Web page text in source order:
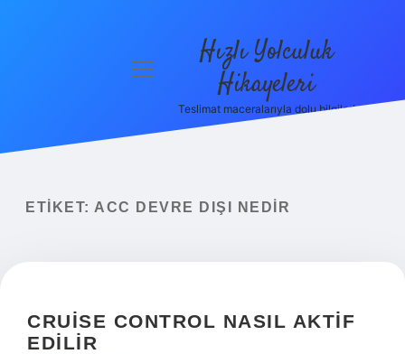
menüyü
Hızlı Yolculuk
Hikayeleri
Teslimat maceralarıyla dolu bilgiler!
ETIKET: ACC DEVRE DIŞI NEDIR
CRUISE CONTROL NASIL AKTIF
EDILIR